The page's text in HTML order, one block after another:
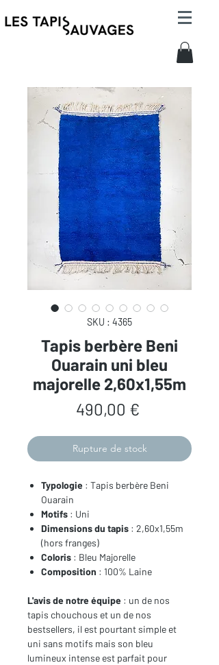
SKU : 4365
Tapis berbère Beni
Ouarain uni bleu
majorelle 2,60x1,55m
490,00 €
Rupture de stock
Typologie : Tapis berbère Beni
Ouarain
Motifs : Uni
Dimensions du tapis : 2,60x1,55m
(hors franges)
Coloris : Bleu Majorelle
Composition : 100% Laine
L'avis de notre équipe : un de nos
tapis chouchous et un de nos
bestsellers, il est pourtant simple et
uni sans motifs mais son bleu
lumineux intense est parfait pour